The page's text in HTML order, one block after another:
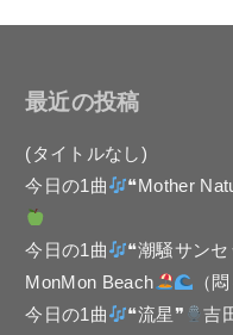
最近の投稿
(タイトルなし)
今日の1曲
❝Mother
今日の1曲
❝潮騒サン
MonMon Beach
（
今日の1曲
❝流星❞
吉